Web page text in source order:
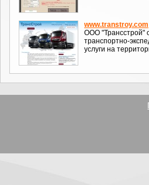
www.transtroy.com
ООО "Трансстрой"
транспортно-
услуги на